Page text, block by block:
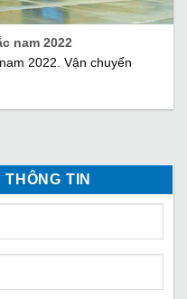
nam 2022
2022. Vận chuyển
TIN